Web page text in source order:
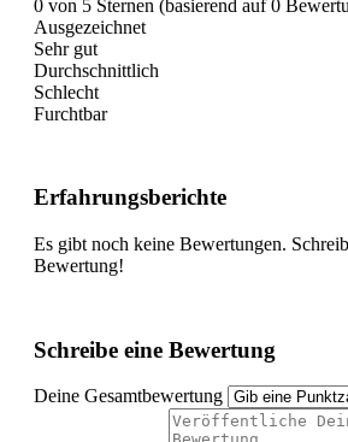
0 von 5 Sternen (basierend auf 0
Ausgezeichnet
Sehr gut
Durchschnittlich
Schlecht
Furchtbar
Erfahrungsberichte
Es gibt noch keine Bewertungen.
Bewertung!
Schreibe eine Bewertung
Deine Gesamtbewertung